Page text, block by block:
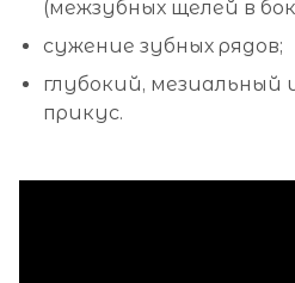
(межзубных щелей в
сужение зубных рядов;
глубокий, мезиальный
прикус.